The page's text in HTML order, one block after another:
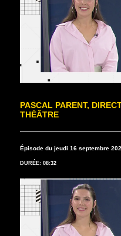
PASCAL PARENT,
THÉÂTRE
Épisode du jeudi 16 septembre
DURÉE: 08:32